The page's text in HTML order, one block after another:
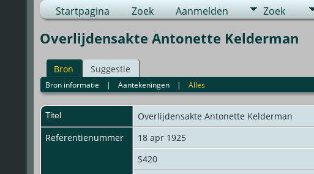
Startpagina Zoek Aanmelden Zoek
Overlijdensakte Antonette Kelderman
Bron Suggestie
Bron informatie | Aantekeningen| Alles
Titel
Overlijdensakte Antonette Kelderman
Referentienummer
18 apr 1925
S420